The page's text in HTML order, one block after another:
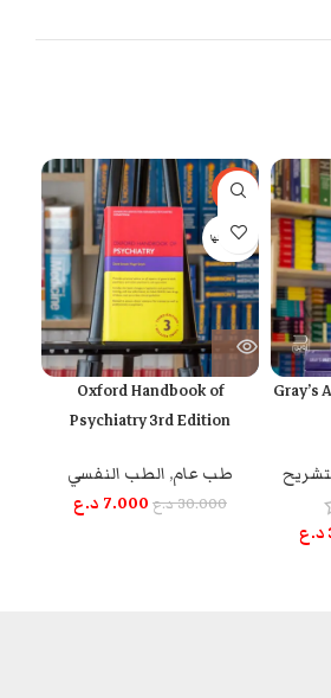
Gray’s
د.ع
-77%
بيعت كلها
Oxford Handbook of
Psychiatry 3rd Edition
طب عام, الطب النفسي
30.000د.ع 7.000 د.ع